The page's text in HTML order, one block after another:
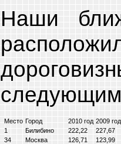
Наши
Место Город 2010 год 2009 год
1
Билибино 222,22
227,67
34
Москва 126,71
123,99